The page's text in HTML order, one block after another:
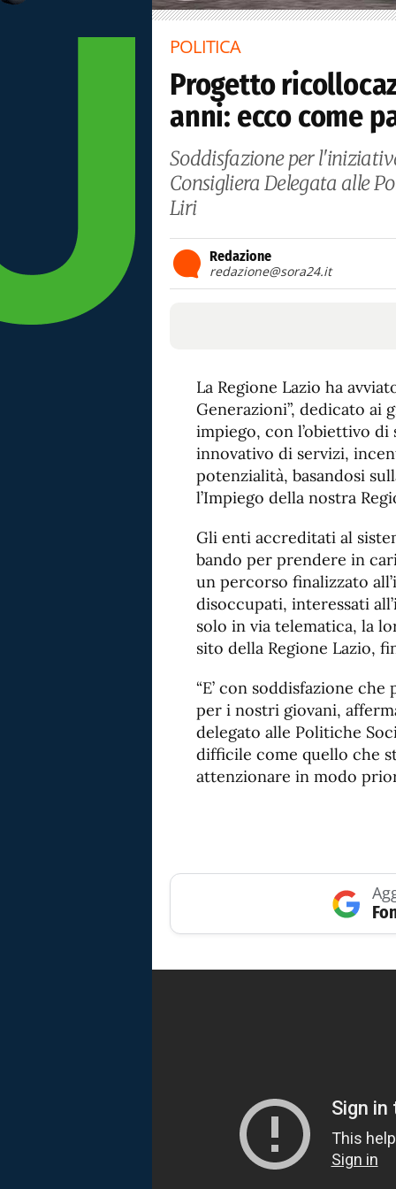
POLITICA
Progetto
anni: ecco come
Soddisfazione per
Consigliera Delegata alle
Liri
Redazione
redazione@sora24.it
La Regione Lazio ha
Generazioni”, dedicato ai
impiego, con l’obiettivo
innovativo di servizi,
potenzialità, basandosi
l’Impiego della nostra
Gli enti accreditati al
bando per prendere in
un percorso finalizzato
disoccupati, interessati
solo in via telematica, la
sito della Regione Lazio,
“E’ con soddisfazione
per i nostri giovani,
delegato alle Politiche
difficile come quello che
attenzionare in modo